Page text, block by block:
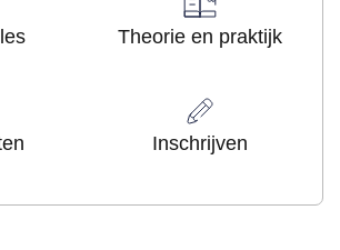
Theorie en praktijk
Inschrijven